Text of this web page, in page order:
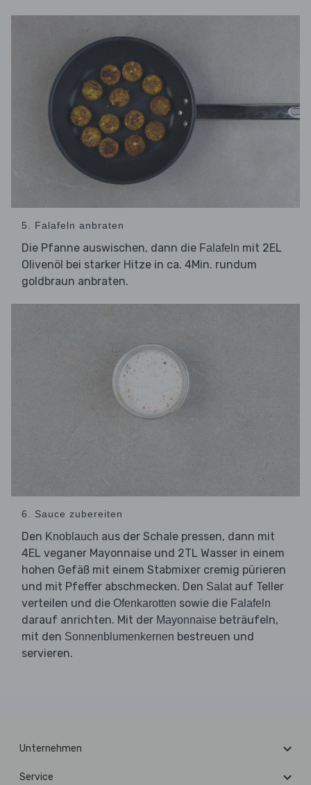
5. Falafeln anbraten
Die Pfanne auswischen, dann die Falafeln mit 2EL
Olivenöl bei starker Hitze in ca. 4Min. rundum
goldbraun anbraten.
6. Sauce zubereiten
Den Knoblauch aus der Schale pressen, dann mit
4EL veganer Mayonnaise und 2TL Wasser in einem
hohen Gefäß mit einem Stabmixer cremig pürieren
und mit Pfeffer abschmecken. Den Salatauf Teller
verteilen und die Ofenkarotten sowie die Falafeln
darauf anrichten. Mit der Mayonnaise beträufeln,
mit den Sonnenblumenkernen bestreuen und
servieren.
Unternehmen
Service